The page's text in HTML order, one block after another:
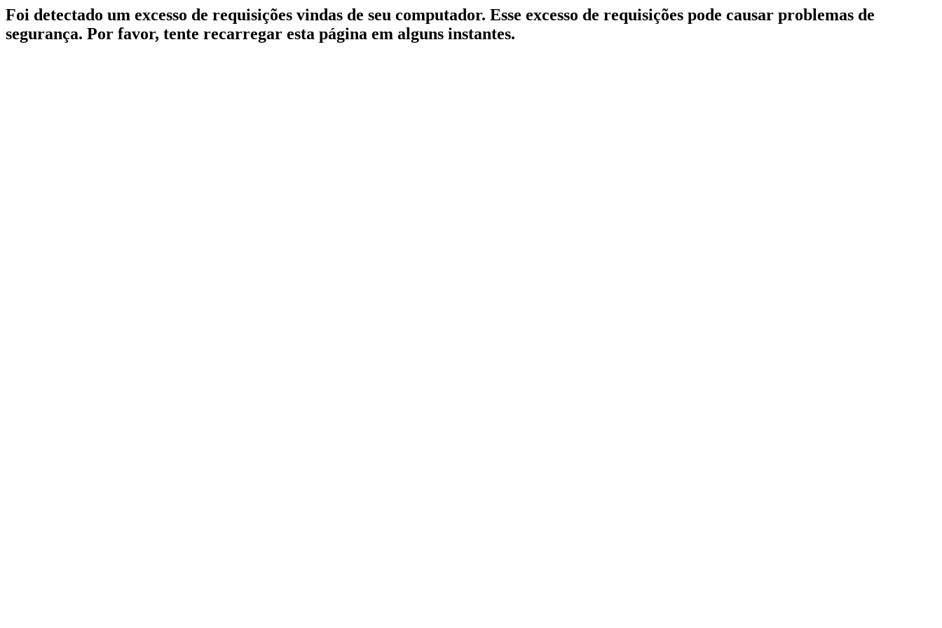
Foi detectado um excesso de requisições vindas de seu computador. Esse excesso de requisições pode causar problemas de
segurança. Por favor, tente recarregar esta página em alguns instantes.